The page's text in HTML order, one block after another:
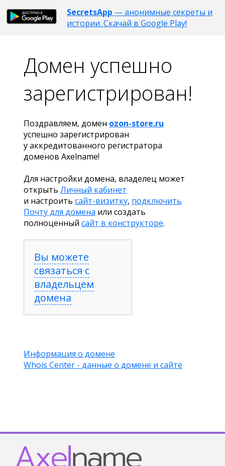
SecretsApp — анонимные секреты и
истории. Скачай в Google Play!
Домен успешно
зарегистрирован!
Поздравляем, домен ozon-store.ru
успешно зарегистрирован
у аккредитованного регистратора
доменов Axelname!
Для настройки домена, владелец может
открыть Личный кабинет
и настроить сайт-визитку, подключить
Почту для домена или создать
полноценный сайт в конструкторе.
Вы можете
связаться с
владельцем
домена
Информация о домене
Whois Center - данные о домене и сайте